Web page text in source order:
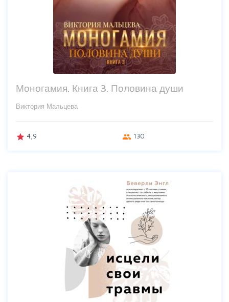
Моногамия. Книга 3. Половина души
Виктория Мальцева
grade 4,9 group 130